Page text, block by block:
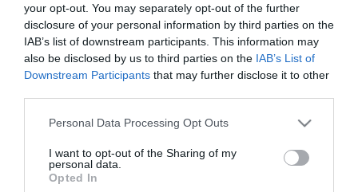
your opt-out. You may separately opt-out of the further
disclosure of your personal information by third parties on the
IAB’s list of downstream participants. This information may
also be disclosed by us to third parties on the IAB’s List of
Downstream Participants that may further disclose it to other
Personal Data Processing Opt Outs
I want to opt-out of the Sharing of my
personal data.
Opted In
Ternana, giocatori firmano la rinuncia agli emolumenti davanti ai
curatori: il club riduce il debito in vista della seconda asta del ramo
sportivo